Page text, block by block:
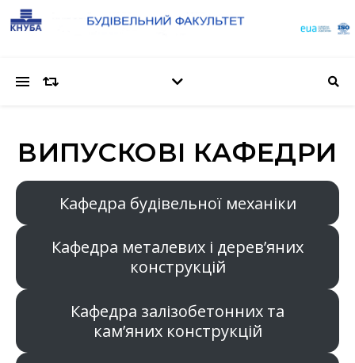
ВИПУСКОВІ КАФЕДРИ
Кафедра будівельної механіки
Кафедра металевих і дерев’яних
конструкцій
Кафедра залізобетонних та
кам’яних конструкцій